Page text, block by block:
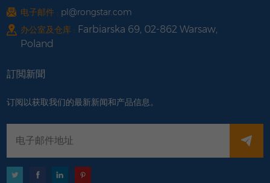
电子邮件 : pl@rongstar.com
办公室及仓库 : Farbiarska 69, 02-862 Warsaw,
Poland
訂閲新聞
订阅以获取我们的最新新闻和产品信息。